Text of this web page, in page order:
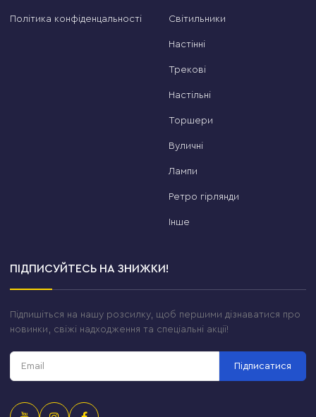
Політика конфіденцальності Світильники
Настінні
Трекові
Настільні
Торшери
Вуличні
Лампи
Ретро гірлянди
Інше
ПІДПИСУЙТЕСЬ НА ЗНИЖКИ!
Підпишіться на нашу розсилку, щоб першими дізнаватися про
новинки, свіжі надходження та спеціальні акції!
Підписатися